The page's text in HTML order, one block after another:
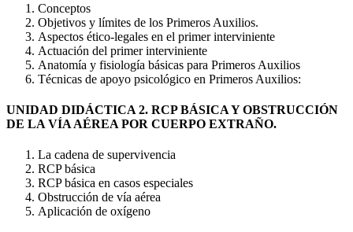
Conceptos
Objetivos y límites de los Primeros Auxilios.
Aspectos ético-legales en el primer interviniente
Actuación del primer interviniente
Anatomía y fisiología básicas para Primeros Auxilios
Técnicas de apoyo psicológico en Primeros Auxilios:
UNIDAD DIDÁCTICA 2. RCP BÁSICA Y OBSTRUCCIÓN
DE LA VÍA AÉREA POR CUERPO EXTRAÑO.
La cadena de supervivencia
RCP básica
RCP básica en casos especiales
Obstrucción de vía aérea
Aplicación de oxígeno